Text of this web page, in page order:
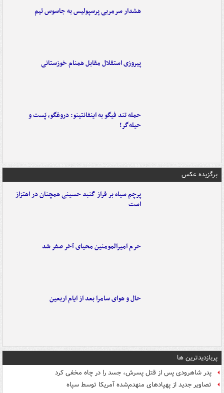
هشدار سرمربی پرسپولیس به جاسوس تیم
پیروزی استقلال مقابل همنام خوزستانی
حمله تند فیگو به اینفانتینو: دروغگو، پَست‌ و
حیله‌گر!
برگزیده عکس
پرچم سیاه بر فراز گنبد حسینی همچنان در اهتزاز
است
حرم امیرالمومنین محیای آخر صفر شد
حال و هوای سامرا بعد از ایام اربعین
پربازدیدترین ها
پدر شاهرودی پس از قتل پسرش، جسد را در چاه مخفی کرد
تصاویر جدید از پهپادهای منهدم‌شده آمریکا توسط سپاه